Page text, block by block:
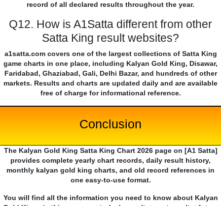
record of all declared results throughout the year.
Q12. How is A1Satta different from other
Satta King result websites?
a1satta.com covers one of the largest collections of Satta King
game charts in one place, including Kalyan Gold King, Disawar,
Faridabad, Ghaziabad, Gali, Delhi Bazar, and hundreds of other
markets. Results and charts are updated daily and are available
free of charge for informational reference.
Conclusion
The Kalyan Gold King Satta King Chart 2026 page on [A1 Satta]
provides complete yearly chart records, daily result history,
monthly kalyan gold king charts, and old record references in
one easy-to-use format.
You will find all the information you need to know about Kalyan